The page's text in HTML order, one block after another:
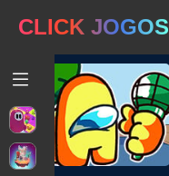
CLICK JOGOS